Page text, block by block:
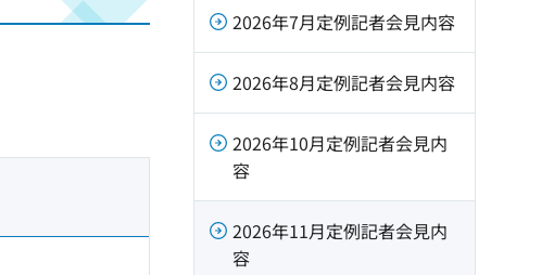
2026年7月定例記者会見内容
2026年8月定例記者会見内容
2026年10月定例記者会見内
容
2026年11月定例記者会見内
容